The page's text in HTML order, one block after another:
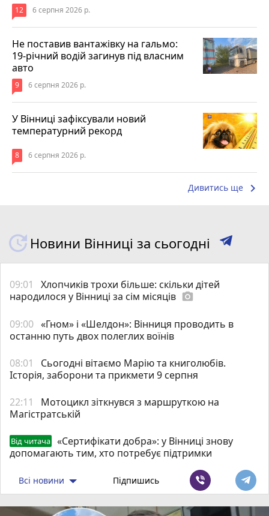
12 6 серпня 2026 р.
Не поставив вантажівку на гальмо:
19-річний водій загинув під власним
авто
9 6 серпня 2026 р.
У Вінниці зафіксували новий
температурний рекорд
8 6 серпня 2026 р.
Дивитись ще keyboard_arrow_right
Новини Вінниці за сьогодні
09:01
Хлопчиків трохи більше: скільки дітей
народилося у Вінниці за сім місяців photo_camera
09:00 «Гном» і «Шелдон»: Вінниця проводить в
останню путь двох полеглих воїнів
08:01
Сьогодні вітаємо Марію та книголюбів.
Історія, заборони та прикмети 9 серпня
22:11
Мотоцикл зіткнувся з маршруткою на
Магістратській
Від читача
«Сертифікати добра»: у Вінниці знову
допомагають тим, хто потребує підтримки
Всі новини Підпишись